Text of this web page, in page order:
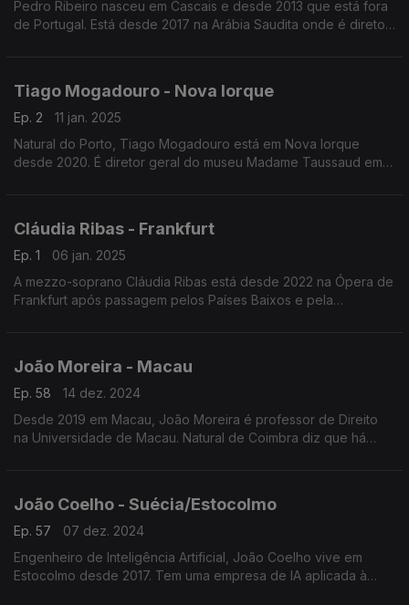
Pedro Ribeiro nasceu em Cascais e desde 2013 que está fora
de Portugal. Está desde 2017 na Arábia Saudita onde é diretor
Tiago Mogadouro - Nova Iorque
Ep. 2
11 jan. 2025
Natural do Porto, Tiago Mogadouro está em Nova Iorque
desde 2020. É diretor geral do museu Madame Taussaud em
Cláudia Ribas - Frankfurt
Ep. 1
06 jan. 2025
A mezzo-soprano Cláudia Ribas está desde 2022 na Ópera de
Frankfurt após passagem pelos Países Baixos e pela
João Moreira - Macau
Ep. 58
14 dez. 2024
Desde 2019 em Macau, João Moreira é professor de Direito
na Universidade de Macau. Natural de Coimbra diz que há
João Coelho - Suécia/Estocolmo
Ep. 57
07 dez. 2024
Engenheiro de Inteligência Artificial, João Coelho vive em
Estocolmo desde 2017. Tem uma empresa de IA aplicada à